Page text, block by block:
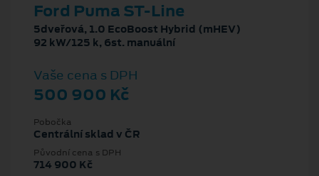
Ford Puma ST-Line
5dveřová, 1.0 EcoBoost Hybrid (mHEV)
92 kW/125 k, 6st. manuální
Vaše cena s DPH
500 900 Kč
Pobočka
Centrální sklad v ČR
Původní cena s DPH
714 900 Kč